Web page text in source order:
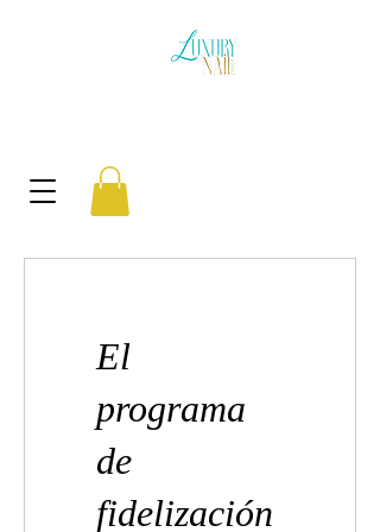
El
programa
de
fidelización